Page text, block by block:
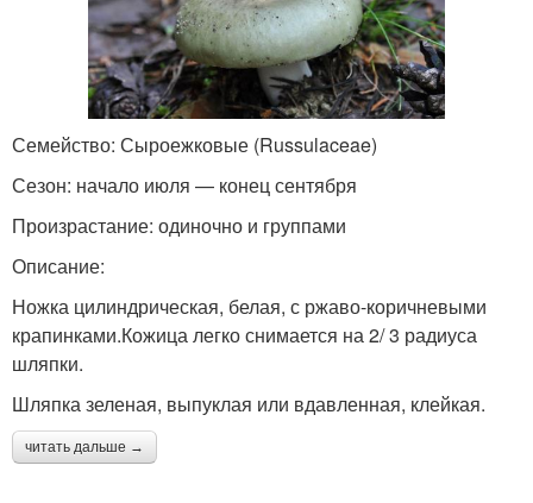
Семейство: Сыроежковые (Russulaceae)
Сезон: начало июля — конец сентября
Произрастание: одиночно и группами
Описание:
Ножка цилиндрическая, белая, с ржаво-коричневыми
крапинками.Кожица легко снимается на 2/ 3 радиуса
шляпки.
Шляпка зеленая, выпуклая или вдавленная, клейкая.
читать дальше →